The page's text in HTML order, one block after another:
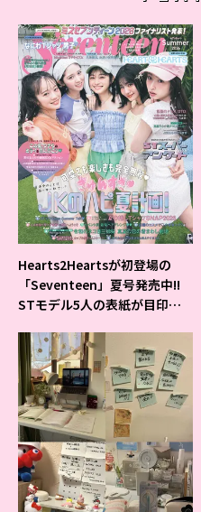
Hearts2Heartsが初登場の
「Seventeen」夏号発売中!!
STモデル5人の表紙が目印だ